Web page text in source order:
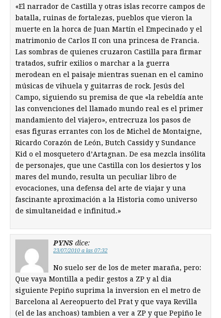
«El narrador de Castilla y otras islas recorre campos de
batalla, ruinas de fortalezas, pueblos que vieron la
muerte en la horca de Juan Martín el Empecinado y el
matrimonio de Carlos II con una princesa de Francia.
Las sombras de quienes cruzaron Castilla para firmar
tratados, sufrir exilios o marchar a la guerra
merodean en el paisaje mientras suenan en el camino
músicas de vihuela y guitarras de rock. Jesús del
Campo, siguiendo su premisa de que «la rebeldía ante
las convenciones del llamado mundo real es el primer
mandamiento del viajero», entrecruza los pasos de
esas figuras errantes con los de Michel de Montaigne,
Ricardo Corazón de León, Butch Cassidy y Sundance
Kid o el mosquetero d’Artagnan. De esa mezcla insólita
de personajes, que une Castilla con los desiertos y los
mares del mundo, resulta un peculiar libro de
evocaciones, una defensa del arte de viajar y una
fascinante aproximación a la Historia como universo
de simultaneidad e infinitud.»
PYNS dice:
23/07/2010 a las 07:32
No suelo ser de los de meter maraña, pero:
Que vaya Montilla a pedir gestos a ZP y al dia
siguiente Pepiño suprima la inversion en el metro de
Barcelona al Aereopuerto del Prat y que vaya Revilla
(el de las anchoas) tambien a ver a ZP y que Pepiño le